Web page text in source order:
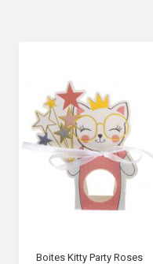
Boites Kitty Party Roses